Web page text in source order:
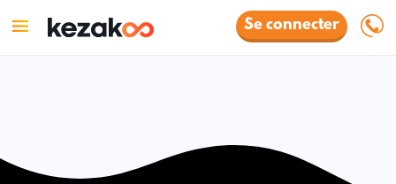
Se connecter